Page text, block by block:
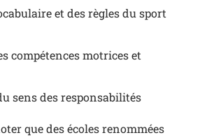
et des règles du sport
compétences motrices et
sens des responsabilités
que des écoles renommées